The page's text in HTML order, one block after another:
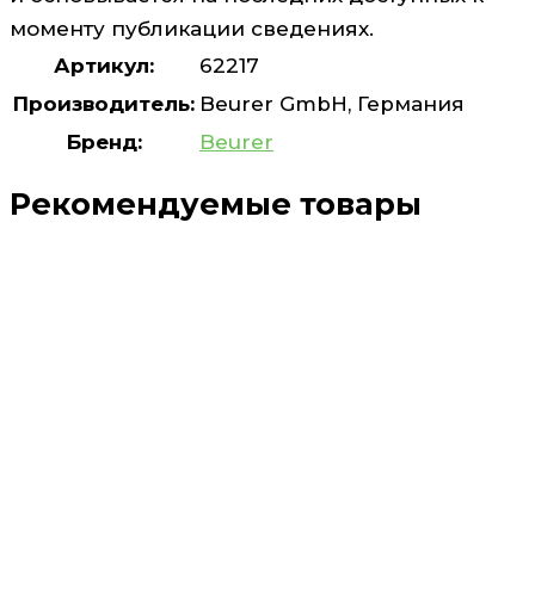
моменту публикации сведениях.
Артикул:
62217
Производитель: Beurer GmbH, Германия
Бренд:
Beurer
Рекомендуемые товары